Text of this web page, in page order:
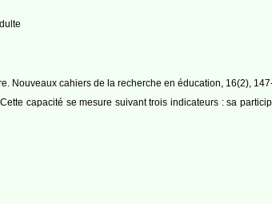
Nouveaux cahiers de la recherche en éducation, 16(2),
capacité se mesure suivant trois indicateurs : sa